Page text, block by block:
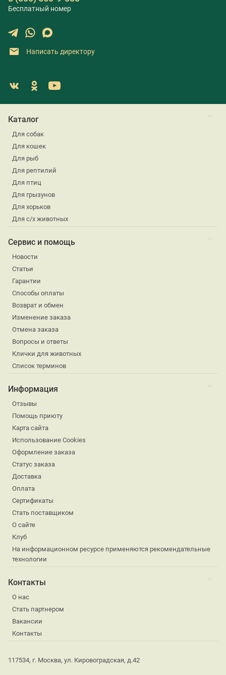
Бесплатный номер
Написать директору
Каталог
Для собак
Для кошек
Для рыб
Для рептилий
Для птиц
Для грызунов
Для хорьков
Для с/х животных
Сервис и помощь
Новости
Статьи
Гарантии
Способы оплаты
Возврат и обмен
Изменение заказа
Отмена заказа
Вопросы и ответы
Клички для животных
Список терминов
Информация
Отзывы
Помощь приюту
Карта сайта
Использование Cookies
Оформление заказа
Статус заказа
Доставка
Оплата
Сертификаты
Стать поставщиком
О сайте
Клуб
На информационном ресурсе применяются рекомендательные
технологии
Контакты
О нас
Стать партнером
Вакансии
Контакты
117534, г. Москва, ул. Кировоградская, д.42